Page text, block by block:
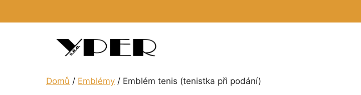
Domů / Emblémy / Emblém tenis (tenistka při podání)